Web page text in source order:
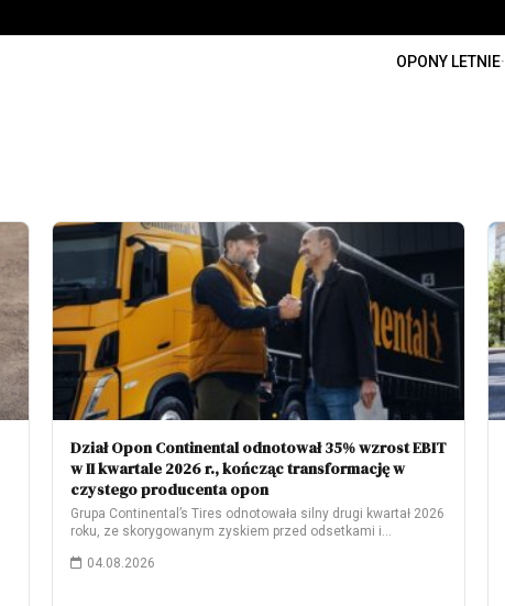
OPONY LETNIE·
Dział Opon Continental odnotował 35% wzrost EBIT
w II kwartale 2026 r., kończąc transformację w
czystego producenta opon
Grupa Continental’s Tires odnotowała silny drugi kwartał 2026
roku, ze skorygowanym zyskiem przed odsetkami i…
04.08.2026